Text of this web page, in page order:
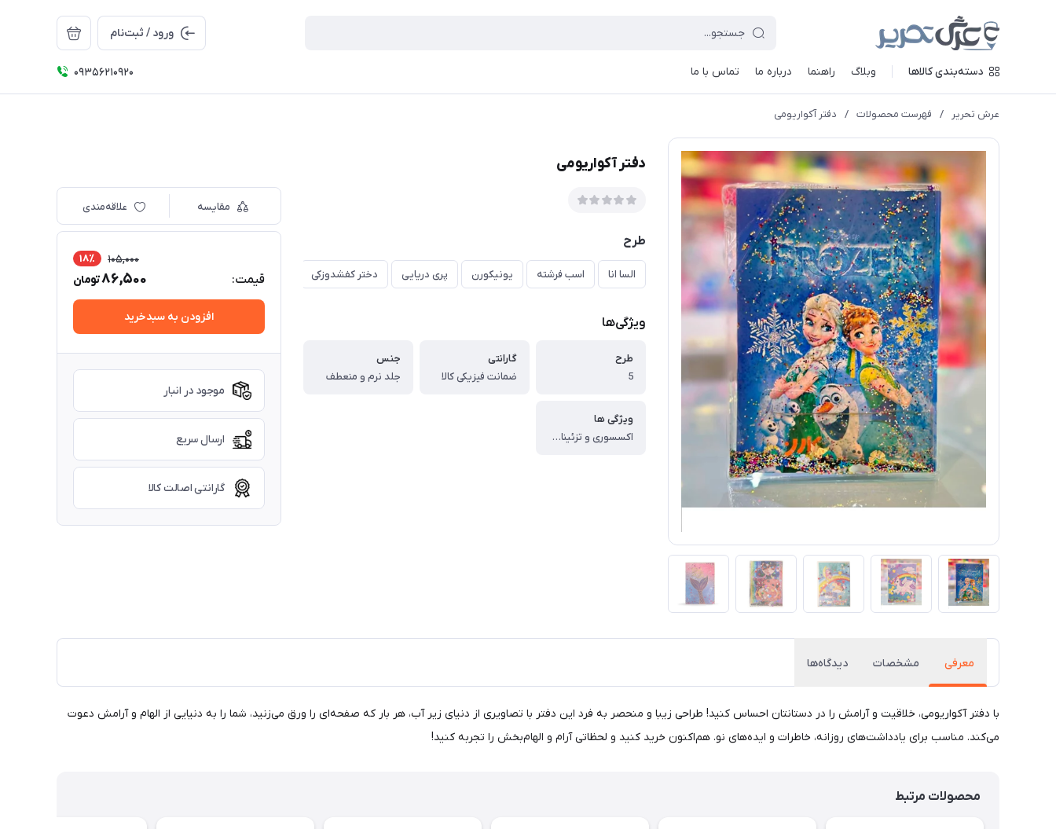
ورود / ثبت‌نام
دسته‌بندی کالاها وبلاگ راهنما درباره ما تماس با ما 09356210920
عرش تحریر / فهرست محصولات / دفتر آکواریومی
دفتر آکواریومی
طرح
السا انا اسب فرشته یونیکورن پری دریایی دختر کفشدوزکی
ویژگی‌ها
طرح
5
گارانتی
ضمانت فیزیکی کالا
جنس
جلد نرم و منعطف
ویژگی ها
اکسسوری و تزئینات در جلد دفاتر
مقایسه علاقه‌مندی
قیمت:
105,000 18٪
86,500تومان
افزودن به سبدخرید
موجود در انبار
ارسال سریع
گارانتی اصالت کالا
معرفی مشخصات دیدگاه‌ها
با دفتر آکواریومی، خلاقیت و آرامش را در دستانتان احساس کنید! طراحی زیبا و منحصر به فرد این دفتر با تصاویری از دنیای زیر آب، هر بار که صفحه‌ای را ورق می‌زنید، شما را به دنیایی از الهام و آرامش دعوت
می‌کند. مناسب برای یادداشت‌های روزانه، خاطرات و ایده‌های نو. هم‌اکنون خرید کنید و لحظاتی آرام و الهام‌بخش را تجربه کنید!
محصولات مرتبط